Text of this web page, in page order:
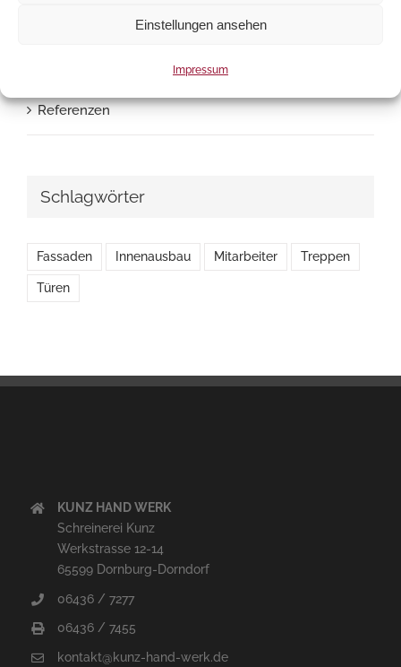
Einstellungen ansehen
Impressum
Referenzen
Schlagwörter
Fassaden Innenausbau Mitarbeiter Treppen
Türen
KUNZ HAND WERK
Schreinerei Kunz
Werkstrasse 12-14
65599 Dornburg-Dorndorf
06436 / 7277
06436 / 7455
kontakt@kunz-hand-werk.de